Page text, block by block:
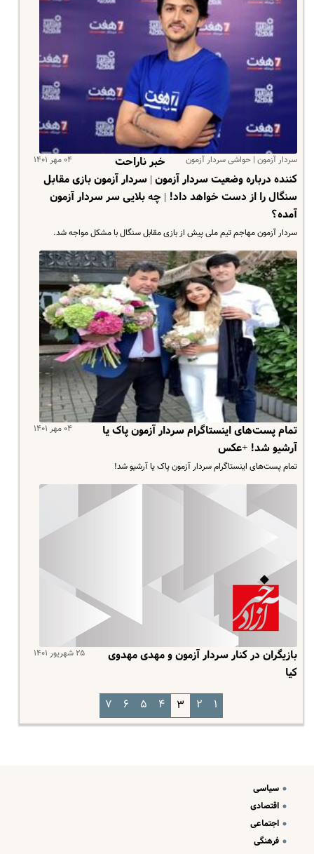
سردار آزمون | حواشی سردار آزمون ۰۴ مهر ۱۴۰۱
خبر ناراحت
کننده درباره وضعیت سردار آزمون | سردار آزمون بازی مقابل
سنگال را از دست خواهد داد! | چه بلایی سر سردار آزمون
آمده؟
سردار آزمون مهاجم تیم ملی پیش از بازی مقابل سنگال با مشکل مواجه شد.
۰۴ مهر ۱۴۰۱
تمام پست‌های اینستاگرام سردار آزمون پاک یا
آرشیو شد! +عکس
تمام پست‌های اینستاگرام سردار آزمون پاک یا آرشیو شد!
۲۵ شهریور ۱۴۰۱
بازیگران در کنار سردار آزمون و مهدی مهدوی
کیا
۱ ۲ ۳ ۴ ۵ ۶ ۷
سیاسی
اقتصادی
اجتماعی
فرهنگی